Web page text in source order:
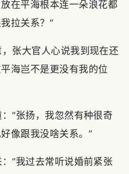
在平海根本连一朵浪花都
拉关系？”
张大官人心说我到现在还
海岂不是更没有我的位
“张扬，我忽然有种很奇
像跟我没啥关系。”
“我过去常听说婚前紧张